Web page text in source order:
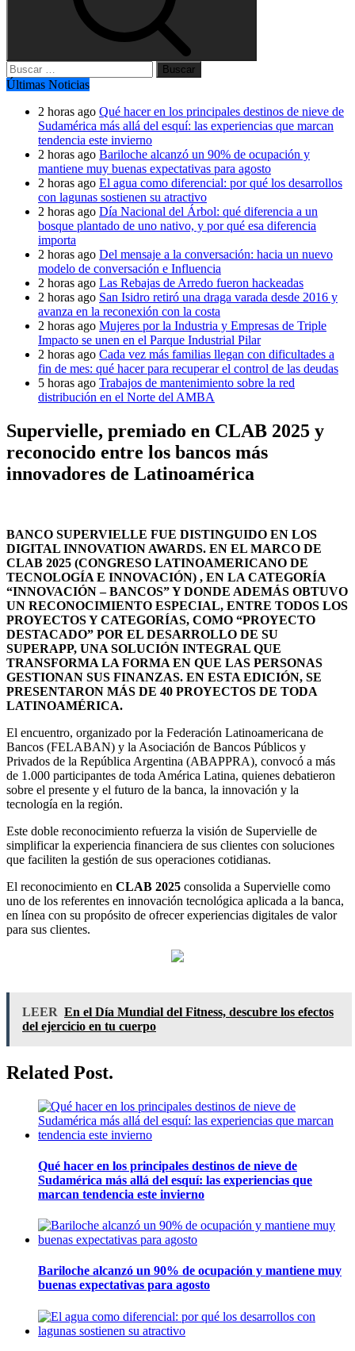
Buscar:
Últimas Noticias
2 horas ago Qué hacer en los principales destinos de nieve de
Sudamérica más allá del esquí: las experiencias que marcan
tendencia este invierno
2 horas ago Bariloche alcanzó un 90% de ocupación y
mantiene muy buenas expectativas para agosto
2 horas ago El agua como diferencial: por qué los desarrollos
con lagunas sostienen su atractivo
2 horas ago Día Nacional del Árbol: qué diferencia a un
bosque plantado de uno nativo, y por qué esa diferencia
importa
2 horas ago Del mensaje a la conversación: hacia un nuevo
modelo de conversación e Influencia
2 horas ago Las Rebajas de Arredo fueron hackeadas
2 horas ago San Isidro retiró una draga varada desde 2016 y
avanza en la reconexión con la costa
2 horas ago Mujeres por la Industria y Empresas de Triple
Impacto se unen en el Parque Industrial Pilar
2 horas ago Cada vez más familias llegan con dificultades a
fin de mes: qué hacer para recuperar el control de las deudas
5 horas ago Trabajos de mantenimiento sobre la red
distribución en el Norte del AMBA
Supervielle, premiado en CLAB 2025 y
reconocido entre los bancos más
innovadores de Latinoamérica
BANCO SUPERVIELLE FUE DISTINGUIDO EN LOS
DIGITAL INNOVATION AWARDS. EN EL MARCO DE
CLAB 2025 (CONGRESO LATINOAMERICANO DE
TECNOLOGÍA E INNOVACIÓN) , EN LA CATEGORÍA
“INNOVACIÓN – BANCOS” Y DONDE ADEMÁS OBTUVO
UN RECONOCIMIENTO ESPECIAL, ENTRE TODOS LOS
PROYECTOS Y CATEGORÍAS, COMO “PROYECTO
DESTACADO” POR EL DESARROLLO DE SU
SUPERAPP, UNA SOLUCIÓN INTEGRAL QUE
TRANSFORMA LA FORMA EN QUE LAS PERSONAS
GESTIONAN SUS FINANZAS. EN ESTA EDICIÓN, SE
PRESENTARON MÁS DE 40 PROYECTOS DE TODA
LATINOAMÉRICA.
El encuentro, organizado por la Federación Latinoamericana de
Bancos (FELABAN) y la Asociación de Bancos Públicos y
Privados de la República Argentina (ABAPPRA), convocó a más
de 1.000 participantes de toda América Latina, quienes debatieron
sobre el presente y el futuro de la banca, la innovación y la
tecnología en la región.
Este doble reconocimiento refuerza la visión de Supervielle de
simplificar la experiencia financiera de sus clientes con soluciones
que faciliten la gestión de sus operaciones cotidianas.
El reconocimiento en CLAB 2025 consolida a Supervielle como
uno de los referentes en innovación tecnológica aplicada a la banca,
en línea con su propósito de ofrecer experiencias digitales de valor
para sus clientes.
LEER En el Día Mundial del Fitness, descubre los efectos
del ejercicio en tu cuerpo
Related Post.
Qué hacer en los principales destinos de nieve de
Sudamérica más allá del esquí: las experiencias que
marcan tendencia este invierno
Bariloche alcanzó un 90% de ocupación y mantiene muy
buenas expectativas para agosto